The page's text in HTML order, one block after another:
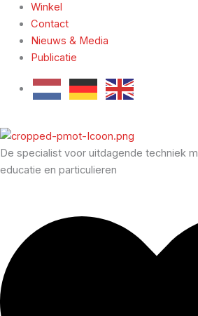
Winkel
Contact
Nieuws & Media
Publicatie
De specialist voor uitdagende techniek
educatie en particulieren